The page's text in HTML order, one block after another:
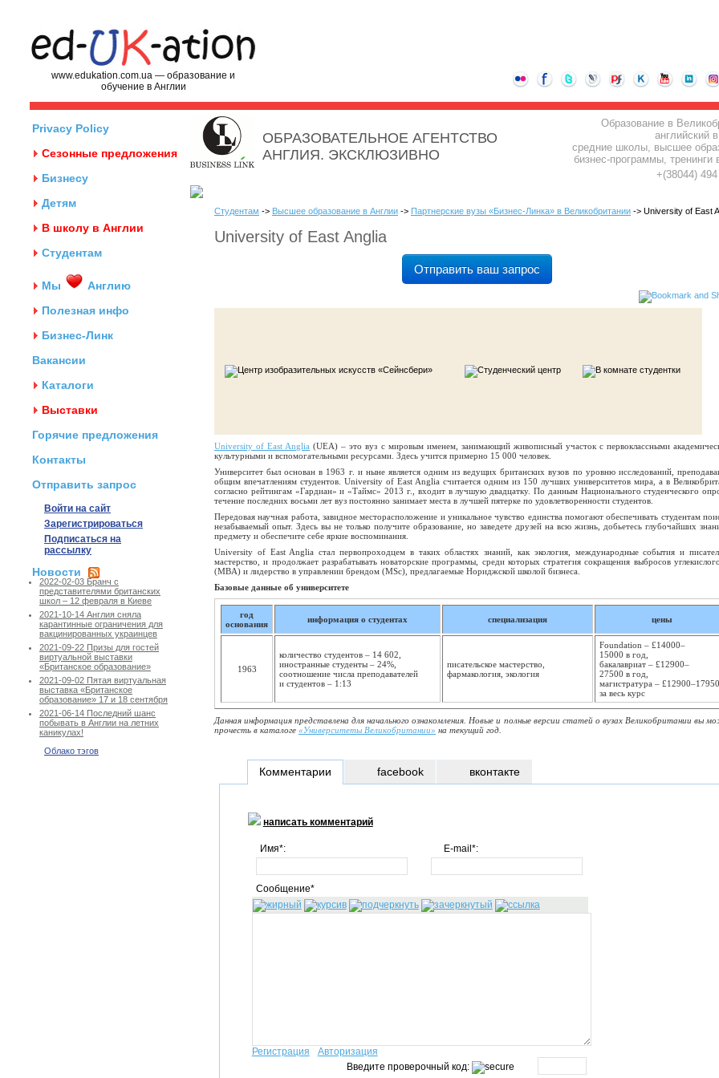
www.edukation.com.ua — образование и
обучение в Англии
Privacy Policy
Сезонные предложения
Бизнесу
Детям
В школу в Англии
Студентам
Мы
Англию
Полезная инфо
Бизнес-Линк
Вакансии
Каталоги
Выставки
Горячие предложения
Контакты
Отправить запрос
Войти на сайт
Зарегистрироваться
Подписаться на
рассылку
Новости
2022-02-03 Бранч с
представителями британских
школ – 12 февраля в Киеве
2021-10-14 Англия сняла
карантинные ограничения для
вакцинированных украинцев
2021-09-22 Призы для гостей
виртуальной выставки
«Британское образование»
2021-09-02 Пятая виртуальная
выставка «Британское
образование» 17 и 18 сентября
2021-06-14 Последний шанс
побывать в Англии на летних
каникулах!
Облако тэгов
ОБРАЗОВАТЕЛЬНОЕ АГЕНТСТВО
АНГЛИЯ. ЭКСКЛЮЗИВНО
Образование в
английский
средние школы, высшее
бизнес-программы, тренинги
+(38044)
Студентам -> Высшее образование в Англии -> Партнерские вузы «Бизнес-Линка» в Великобритании -> University of East
University of East Anglia
Отправить ваш запрос
University of East Anglia (UEA) – это вуз с мировым именем, занимающий живописный участок с первоклассными
культурными и вспомогательными ресурсами. Здесь учится примерно 15 000 человек.
Университет был основан в 1963 г. и ныне является одним из ведущих британских вузов по уровню исследований,
общим впечатлениям студентов. University of East Anglia считается одним из 150 лучших университетов мира, а в
согласно рейтингам «Гардиан» и «Таймс» 2013 г., входит в лучшую двадцатку. По данным Национального студенческого
течение последних восьми лет вуз постоянно занимает места в лучшей пятерке по удовлетворенности студентов.
Передовая научная работа, завидное месторасположение и уникальное чувство единства помогают обеспечивать студентам
незабываемый опыт. Здесь вы не только получите образование, но заведете друзей на всю жизнь, добьетесь глубочайших
предмету и обеспечите себе яркие воспоминания.
University of East Anglia стал первопроходцем в таких областях знаний, как экология, международные события и
мастерство, и продолжает разрабатывать новаторские программы, среди которых стратегия сокращения выбросов
(MBA) и лидерство в управлении брендом (MSc), предлагаемые Нориджской школой бизнеса.
Базовые данные об университете
год
основания
информация о студентах специализация цены
1963
количество студентов – 14 602,
иностранные студенты – 24%,
соотношение числа преподавателей
и студентов – 1:13
писательское мастерство,
фармакология, экология
Foundation – £14000–
15000 в год,
бакалавриат – £12900–
27500 в год,
магистратура – £12900–17950
за весь курс
Данная информация представлена для начального ознакомления. Новые и полные версии статей о вузах Великобритании вы
прочесть в каталоге «Университеты Великобритании» на текущий год.
Комментарии
написать комментарий
Имя*: E-mail*:
Сообщение*
Регистрация
Авторизация
Введите проверочный код:
facebook вконтакте